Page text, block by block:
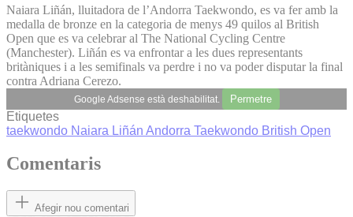
Naiara Liñán, lluitadora de l’Andorra Taekwondo, es va fer amb la
medalla de bronze en la categoria de menys 49 quilos al British
Open que es va celebrar al The National Cycling Centre
(Manchester). Liñán es va enfrontar a les dues representants
britàniques i a les semifinals va perdre i no va poder disputar la final
contra Adriana Cerezo.
Google Adsense està deshabilitat. Permetre
Etiquetes
taekwondo Naiara Liñán Andorra Taekwondo British Open
Comentaris
Afegir nou comentari